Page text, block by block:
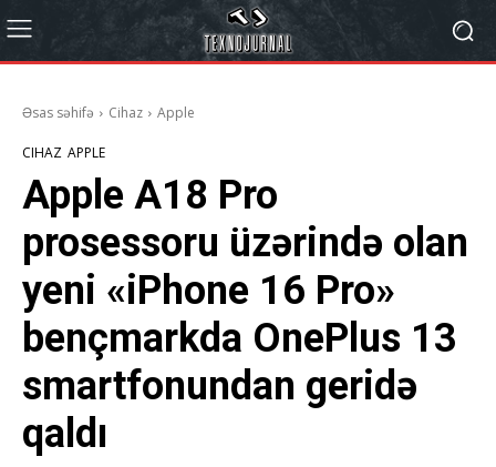
Əsas səhifə Cihaz Apple
CIHAZ APPLE
Apple A18 Pro
prosessoru üzərində olan
yeni «iPhone 16 Pro»
bençmarkda OnePlus 13
smartfonundan geridə
qaldı